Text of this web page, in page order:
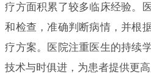
疗方面积累了较多临床经验。
和检查，准确判断病情，并根
疗方案。医院注重医生的持续
技术与时俱进，为患者提供更高